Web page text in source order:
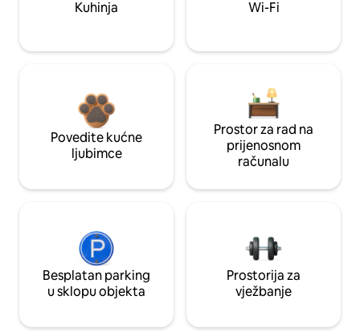
Kuhinja Wi-Fi
Povedite kućne
ljubimce
Prostor za rad na
prijenosnom
računalu
Besplatan parking
u sklopu objekta
Prostorija za
vježbanje